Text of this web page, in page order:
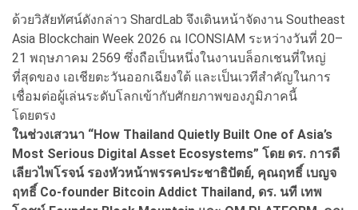
ด้วยวิสัยทัศน์ดังกล่าว ShardLab จึงเดินหน้าจัดงาน Southeast
Asia Blockchain Week 2026 ณ ICONSIAM ระหว่างวันที่ 20–
21 พฤษภาคม 2569 ซึ่งถือเป็นหนึ่งในงานบล็อกเชนที่ใหญ่
ที่สุดของ เอเชียตะวันออกเฉียงใต้ และเป็นเวทีสำคัญในการ
เชื่อมต่อผู้เล่นระดับโลกเข้ากับศักยภาพของภูมิภาคนี้
โดยตรง
ในช่วงเสวนา “How Thailand Quietly Built One of Asia’s
Most Serious Digital Asset Ecosystems” โดย ดร. การดี
เลียวไพโรจน์ รองหัวหน้าพรรคประชาธิปัตย์, คุณฤทธิ์ เบญจ
ฤทธิ์ Co-founder Bitcoin Addict Thailand, ดร. นที เทพ